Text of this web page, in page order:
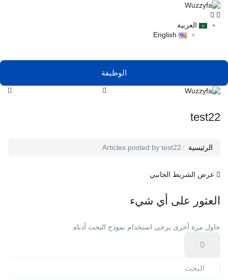
العربية
English
الوظيفة
test22
الرئيسية Articles posted by test22
عرض الشريط الجانبي
العثور على أي شيء
حاول مرة أخرى يرجى استخدام نموذج البحث أدناه.